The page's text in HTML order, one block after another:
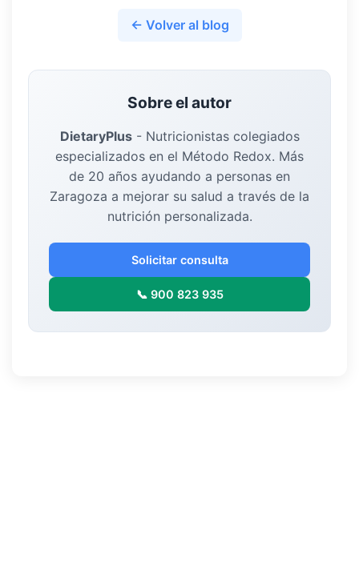
← Volver al blog
Sobre el autor
DietaryPlus- Nutricionistas colegiados
especializados en el Método Redox. Más
de 20 años ayudando a personas en
Zaragoza a mejorar su salud a través de la
nutrición personalizada.
Solicitar consulta
📞 900 823 935